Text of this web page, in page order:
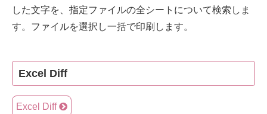
した文字を、指定ファイルの全シートについて検索しま
す。ファイルを選択し一括で印刷します。
Excel Diff
Excel Diff